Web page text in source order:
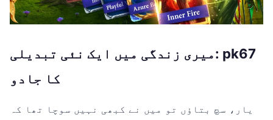
میری زندگی میں ایک نئی تبدیلی: pk67
کا جادو
یار، سچ بتاؤں تو میں نے کبھی نہیں سوچا تھا کہ